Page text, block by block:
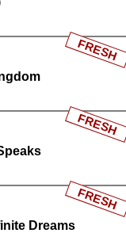
FRESH
FRESH
Dreams
FRESH